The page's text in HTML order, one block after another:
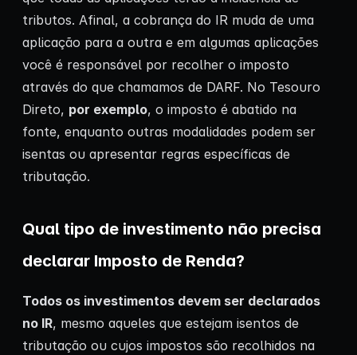
tributos. Afinal, a cobrança do IR muda de uma
aplicação para a outra e em algumas aplicações
você é responsável por recolher o imposto
através do que chamamos de DARF. No Tesouro
Direto, por exemplo, o imposto é abatido na
fonte, enquanto outras modalidades podem ser
isentas ou apresentar regras específicas de
tributação.
Qual tipo de investimento não precisa
declarar Imposto de Renda?
Todos os investimentos devem ser declarados
no IR, mesmo aqueles que estejam isentos de
tributação ou cujos impostos são recolhidos na